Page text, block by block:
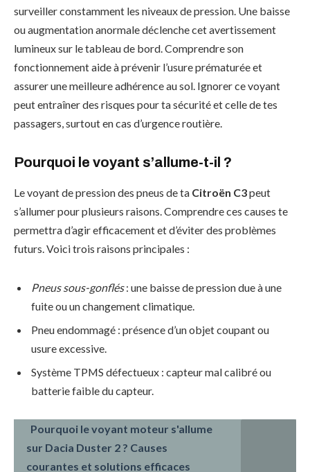
surveiller constamment les niveaux de pression. Une baisse
ou augmentation anormale déclenche cet avertissement
lumineux sur le tableau de bord. Comprendre son
fonctionnement aide à prévenir l’usure prématurée et
assurer une meilleure adhérence au sol. Ignorer ce voyant
peut entraîner des risques pour ta sécurité et celle de tes
passagers, surtout en cas d’urgence routière.
Pourquoi le voyant s’allume-t-il ?
Le voyant de pression des pneus de ta Citroën C3peut
s’allumer pour plusieurs raisons. Comprendre ces causes te
permettra d’agir efficacement et d’éviter des problèmes
futurs. Voici trois raisons principales :
Pneus sous-gonflés: une baisse de pression due à une
fuite ou un changement climatique.
Pneu endommagé : présence d’un objet coupant ou
usure excessive.
Système TPMS défectueux : capteur mal calibré ou
batterie faible du capteur.
Pourquoi le voyant moteur s'allume
sur Dacia Duster 2 ? Causes
courantes et solutions efficaces